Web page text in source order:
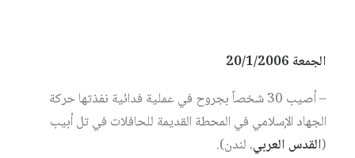
الجمعة 20/1/2006
– أصيب 30 شخصاً بجروح في عملية فدائية نفذتها حركة
الجهاد الإسلامي في المحطة القديمة للحافلات في تل أبيب
(القدس العربي، لندن).